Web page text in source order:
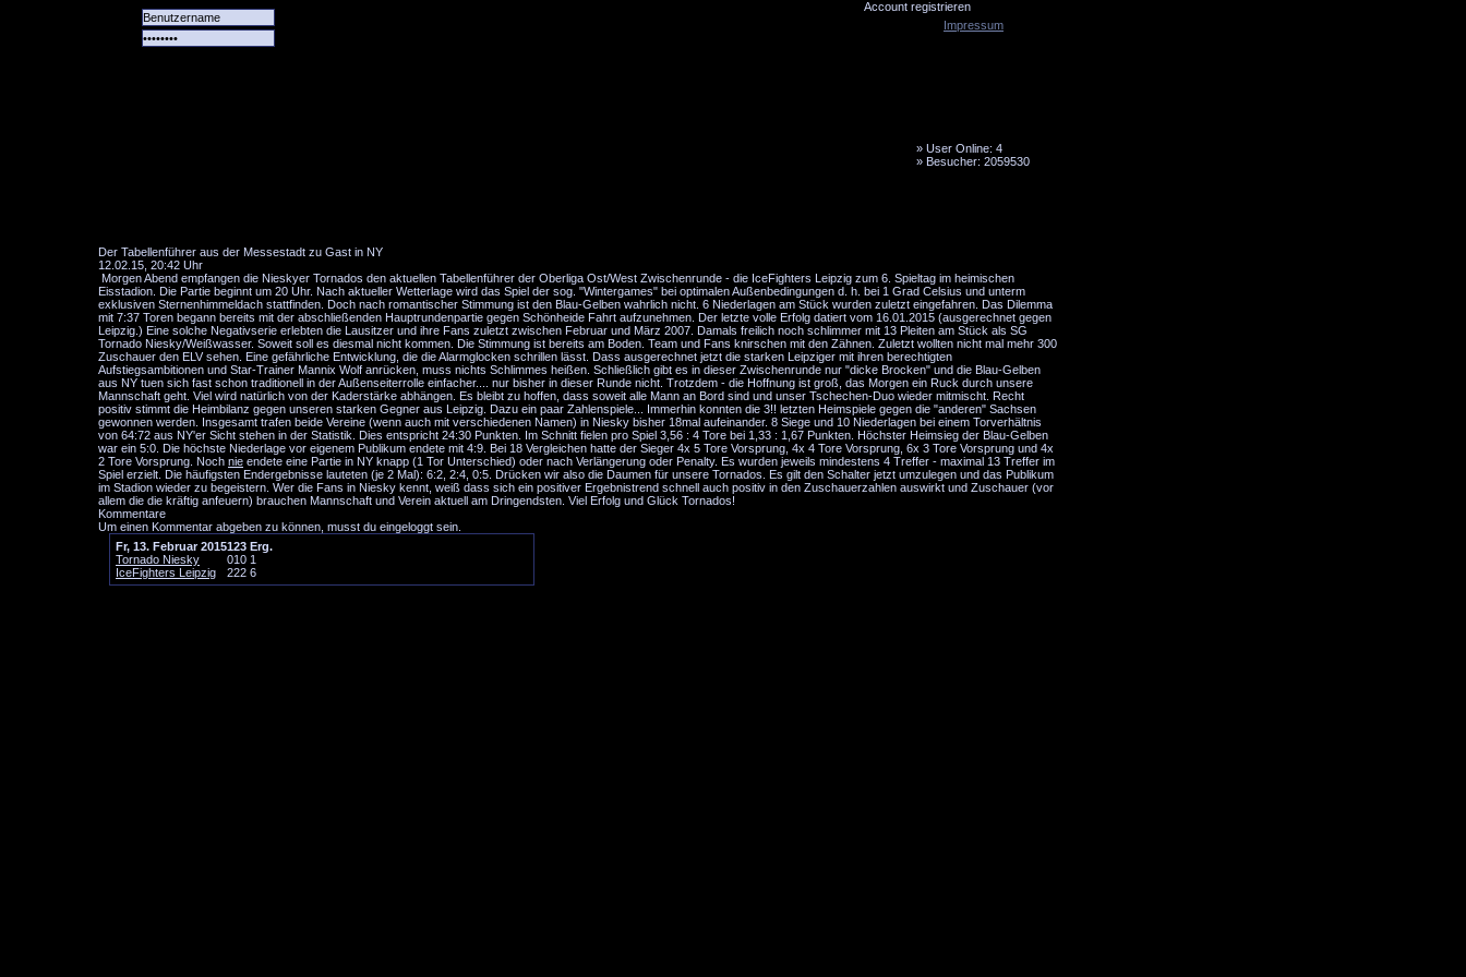
Account registrieren
» User Online: 4
» Besucher: 2059530
Der Tabellenführer aus der Messestadt zu Gast in NY
12.02.15, 20:42 Uhr
Morgen Abend empfangen die Nieskyer Tornados den aktuellen Tabellenführer der Oberliga Ost/West Zwischenrunde - die IceFighters Leipzig zum 6. Spieltag im heimischen
Eisstadion. Die Partie beginnt um 20 Uhr. Nach aktueller Wetterlage wird das Spiel der sog. "Wintergames" bei optimalen Außenbedingungen d. h. bei 1 Grad Celsius und unterm
exklusiven Sternenhimmeldach stattfinden. Doch nach romantischer Stimmung ist den Blau-Gelben wahrlich nicht. 6 Niederlagen am Stück wurden zuletzt eingefahren. Das Dilemma
mit 7:37 Toren begann bereits mit der abschließenden Hauptrundenpartie gegen Schönheide Fahrt aufzunehmen. Der letzte volle Erfolg datiert vom 16.01.2015 (ausgerechnet gegen
Leipzig.) Eine solche Negativserie erlebten die Lausitzer und ihre Fans zuletzt zwischen Februar und März 2007. Damals freilich noch schlimmer mit 13 Pleiten am Stück als SG
Tornado Niesky/Weißwasser. Soweit soll es diesmal nicht kommen. Die Stimmung ist bereits am Boden. Team und Fans knirschen mit den Zähnen. Zuletzt wollten nicht mal mehr 300
Zuschauer den ELV sehen. Eine gefährliche Entwicklung, die die Alarmglocken schrillen lässt. Dass ausgerechnet jetzt die starken Leipziger mit ihren berechtigten
Aufstiegsambitionen und Star-Trainer Mannix Wolf anrücken, muss nichts Schlimmes heißen. Schließlich gibt es in dieser Zwischenrunde nur "dicke Brocken" und die Blau-Gelben
aus NY tuen sich fast schon traditionell in der Außenseiterrolle einfacher.... nur bisher in dieser Runde nicht. Trotzdem - die Hoffnung ist groß, das Morgen ein Ruck durch unsere
Mannschaft geht. Viel wird natürlich von der Kaderstärke abhängen. Es bleibt zu hoffen, dass soweit alle Mann an Bord sind und unser Tschechen-Duo wieder mitmischt. Recht
positiv stimmt die Heimbilanz gegen unseren starken Gegner aus Leipzig. Dazu ein paar Zahlenspiele... Immerhin konnten die 3!! letzten Heimspiele gegen die "anderen" Sachsen
gewonnen werden. Insgesamt trafen beide Vereine (wenn auch mit verschiedenen Namen) in Niesky bisher 18mal aufeinander. 8 Siege und 10 Niederlagen bei einem Torverhältnis
von 64:72 aus NY'er Sicht stehen in der Statistik. Dies entspricht 24:30 Punkten. Im Schnitt fielen pro Spiel 3,56 : 4 Tore bei 1,33 : 1,67 Punkten. Höchster Heimsieg der Blau-Gelben
war ein 5:0. Die höchste Niederlage vor eigenem Publikum endete mit 4:9. Bei 18 Vergleichen hatte der Sieger 4x 5 Tore Vorsprung, 4x 4 Tore Vorsprung, 6x 3 Tore Vorsprung und 4x
2 Tore Vorsprung. Noch nie endete eine Partie in NY knapp (1 Tor Unterschied) oder nach Verlängerung oder Penalty. Es wurden jeweils mindestens 4 Treffer - maximal 13 Treffer im
Spiel erzielt. Die häufigsten Endergebnisse lauteten (je 2 Mal): 6:2, 2:4, 0:5. Drücken wir also die Daumen für unsere Tornados. Es gilt den Schalter jetzt umzulegen und das Publikum
im Stadion wieder zu begeistern. Wer die Fans in Niesky kennt, weiß dass sich ein positiver Ergebnistrend schnell auch positiv in den Zuschauerzahlen auswirkt und Zuschauer (vor
allem die die kräftig anfeuern) brauchen Mannschaft und Verein aktuell am Dringendsten. Viel Erfolg und Glück Tornados!
Kommentare
Um einen Kommentar abgeben zu können, musst du eingeloggt sein.
Fr, 13. Februar 2015123 Erg.
Tornado Niesky
010 1
IceFighters Leipzig
222 6
Impressum